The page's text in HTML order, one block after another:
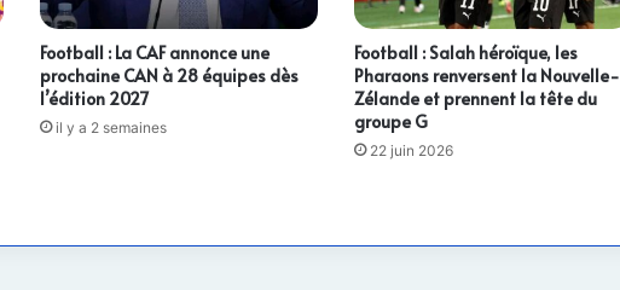
Football : La CAF annonce une
prochaine CAN à 28 équipes dès
l’édition 2027
il y a 2 semaines
Football : Salah héroïque, les
Pharaons renversent la Nouvelle-
Zélande et prennent la tête du
groupe G
22 juin 2026